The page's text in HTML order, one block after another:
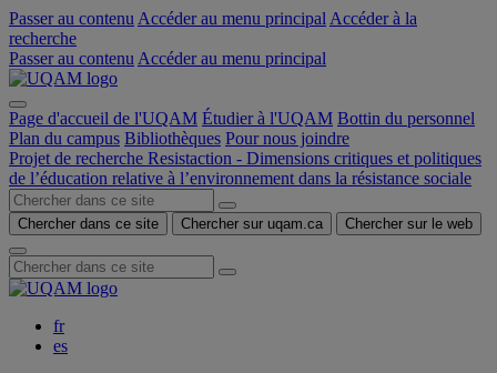
Passer au contenu Accéder au menu principal Accéder à la
recherche
Passer au contenu Accéder au menu principal
Page d'accueil de l'UQAM Étudier à l'UQAM Bottin du personnel
Plan du campus Bibliothèques Pour nous joindre
Projet de recherche Resistaction - Dimensions critiques et politiques
de l’éducation relative à l’environnement dans la résistance sociale
Chercher dans ce site Chercher sur uqam.ca Chercher sur le web
fr
es